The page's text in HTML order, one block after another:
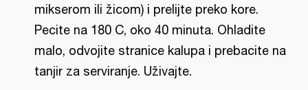
mikserom ili žicom) i prelijte preko kore.
Pecite na 180 C, oko 40 minuta. Ohladite
malo, odvojite stranice kalupa i prebacite na
tanjir za serviranje. Uživajte.